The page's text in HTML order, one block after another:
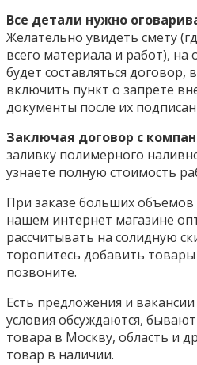
Все детали нужно
Желательно увидеть смету
всего материала и работ), на
будет составляться
включить пункт о запрете
документы после их
Заключая договор с
заливку полимерного
узнаете полную стоимость
При заказе больших объемов
нашем интернет магазине
рассчитывать на солидную
торопитесь добавить
позвоните.
Есть предложения и
условия обсуждаются,
товара в Москву, область и
товар в наличии.